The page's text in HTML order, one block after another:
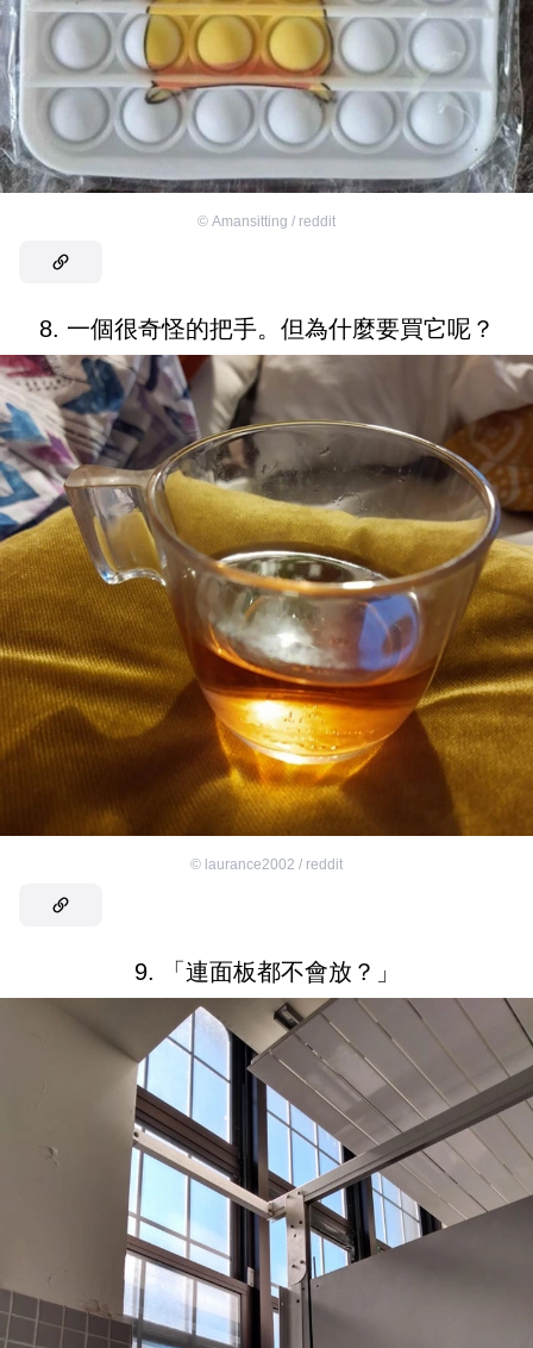
© Amansitting / reddit
8. 一個很奇怪的把手。但為什麼要買它呢？
© laurance2002 / reddit
9. 「連面板都不會放？」